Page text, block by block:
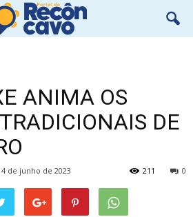
ANIMA OS
DE
de junho de 2023 0
211